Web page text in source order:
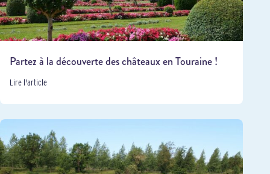
Partez à la découverte des châteaux en Touraine !
Lire l'article